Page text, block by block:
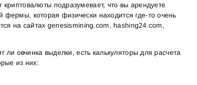
подразумевает, что вы арендуете
которая физически находится где-то очень
на сайтах genesismining.com, hashing24.com,
ли овчинка выделки, есть калькуляторы для расчета
из них: